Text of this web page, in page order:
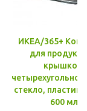
ИКЕА/365+
для
крышкой,
стекло, пластик
600 мл